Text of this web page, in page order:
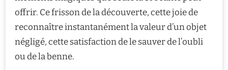
offrir. Ce frisson de la découverte, cette joie de
reconnaître instantanément la valeur d’un objet
négligé, cette satisfaction de le sauver de l’oubli
ou de la benne.